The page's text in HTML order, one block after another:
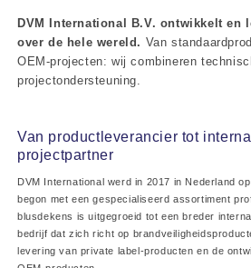
DVM International B.V. ontwikkelt
over de hele wereld. Van
OEM-projecten: wij combineren
projectondersteuning.
Van productleverancier tot
projectpartner
DVM International werd in 2017 in Nederland
begon met een gespecialiseerd assortiment
blusdekens is uitgegroeid tot een breder
bedrijf dat zich richt op
levering van private label-producten en de